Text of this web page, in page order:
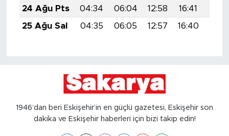
24 Ağu Pts
04:34 06:04 12:58 16:41
25 Ağu Sal
04:35 06:05 12:57 16:40
1946’dan beri Eskişehir’in en güçlü gazetesi, Eskişehir son
dakika ve Eskişehir haberleri için bizi takip edin!